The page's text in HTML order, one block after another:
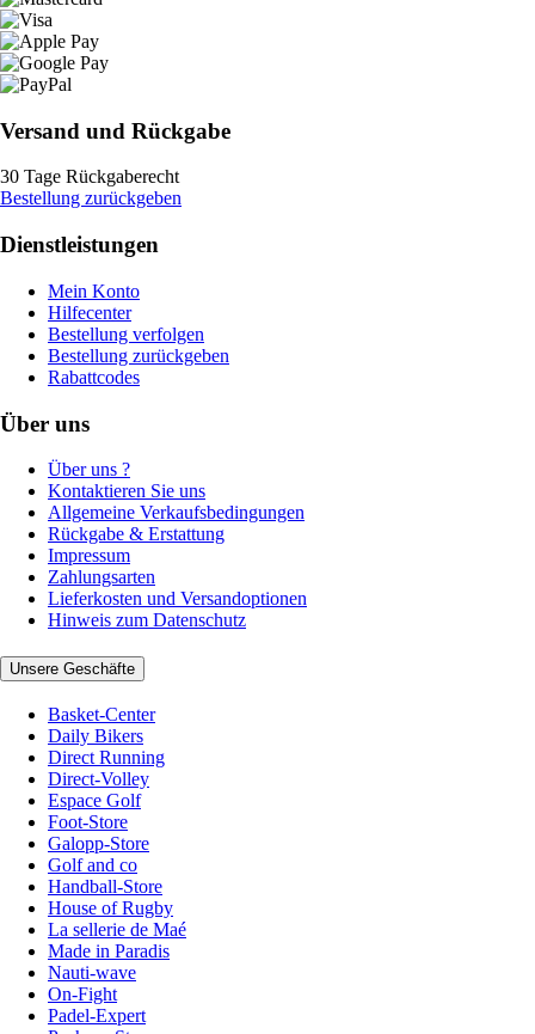
Versand und Rückgabe
30 Tage Rückgaberecht
Bestellung zurückgeben
Dienstleistungen
Mein Konto
Hilfecenter
Bestellung verfolgen
Bestellung zurückgeben
Rabattcodes
Über uns
Über uns ?
Kontaktieren Sie uns
Allgemeine Verkaufsbedingungen
Rückgabe & Erstattung
Impressum
Zahlungsarten
Lieferkosten und Versandoptionen
Hinweis zum Datenschutz
Unsere Geschäfte
Basket-Center
Daily Bikers
Direct Running
Direct-Volley
Espace Golf
Foot-Store
Galopp-Store
Golf and co
Handball-Store
House of Rugby
La sellerie de Maé
Made in Paradis
Nauti-wave
On-Fight
Padel-Expert